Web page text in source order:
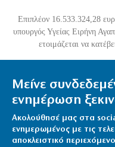
Επιπλέον 16.533.324,28
υπουργός Υγείας Ειρήνη
ετοιμάζεται να
Μείνε
ενημέρωση
Ακολούθησέ μας στα
ενημερωμένος με τις
αποκλειστικό